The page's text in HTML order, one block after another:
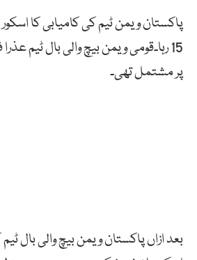
15 رہا۔قومی ویمن بیچ والی بال ٹیم
پر مشتمل تھی۔
بعد ازاں پاکستان ویمن بیچ والی بال